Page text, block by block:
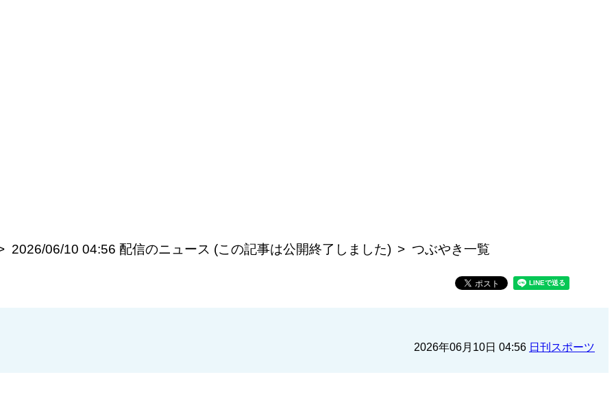
2026/06/10 04:56 配信のニュース (この記事は公開終了しました) つぶやき一覧
2026年06月10日 04:56 日刊スポーツ